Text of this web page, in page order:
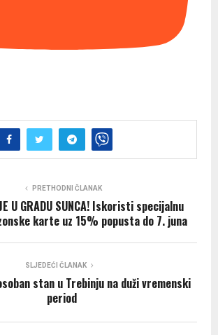
PRETHODNI ČLANAK
U GRADU SUNCA! Iskoristi specijalnu
karte uz 15% popusta do 7. juna
SLJEDEĆI ČLANAK
stan u Trebinju na duži vremenski
period